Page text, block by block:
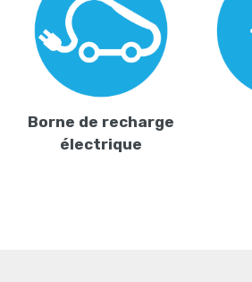
Borne de recharge
électrique